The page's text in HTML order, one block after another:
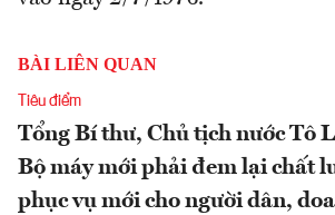
BÀI LIÊN QUAN
Tiêu điểm
Tổng Bí thư, Chủ tịch nước Tô
Bộ máy mới phải đem lại chất
phục vụ mới cho người dân,